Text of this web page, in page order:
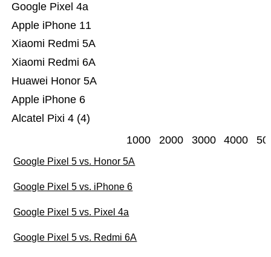
Alcatel Pixi 4 (4)
Apple iPhone 6
Huawei Honor 5A
Xiaomi Redmi 6A
Xiaomi Redmi 5A
Apple iPhone 11
Google Pixel 4a
1000 2000 3000 4000
Google Pixel 5 vs. Honor 5A
Google Pixel 5 vs. iPhone 6
Google Pixel 5 vs. Pixel 4a
Google Pixel 5 vs. Redmi 6A